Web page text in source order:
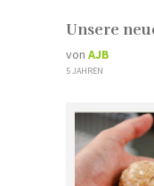
Unsere
von AJB
5 JAHREN